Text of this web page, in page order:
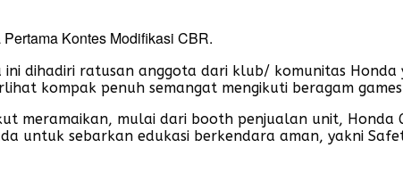
Kontes Modifikasi CBR.
ini dihadiri ratusan anggota dari klub/ komunitas
kompak penuh semangat mengikuti beragam
meramaikan, mulai dari booth penjualan unit, Honda
untuk sebarkan edukasi berkendara aman, yakni